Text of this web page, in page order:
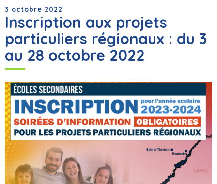
3 octobre 2022
Inscription aux projets
particuliers régionaux : du 3
au 28 octobre 2022